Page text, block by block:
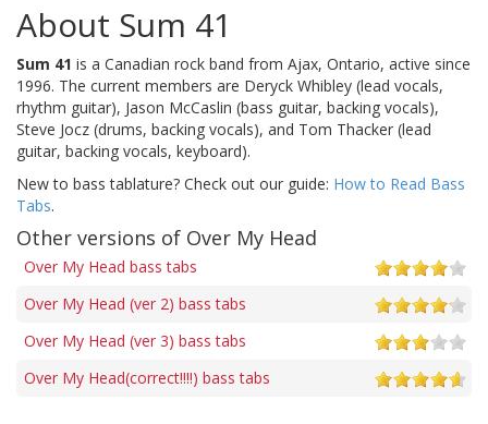
About Sum 41
Sum 41 is a Canadian rock band from Ajax, Ontario, active since
1996. The current members are Deryck Whibley (lead vocals,
rhythm guitar), Jason McCaslin (bass guitar, backing vocals),
Steve Jocz (drums, backing vocals), and Tom Thacker (lead
guitar, backing vocals, keyboard).
New to bass tablature? Check out our guide: How to Read Bass
Tabs.
Other versions of Over My Head
Over My Head bass tabs
Over My Head (ver 2) bass tabs
Over My Head (ver 3) bass tabs
Over My Head(correct!!!!) bass tabs